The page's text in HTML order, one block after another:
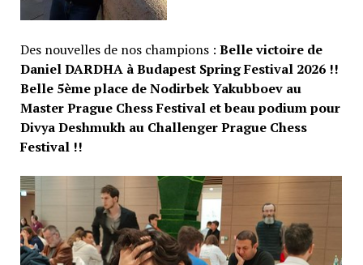
Des nouvelles de nos champions : Belle victoire de
Daniel DARDHA à Budapest Spring Festival 2026 !!
Belle 5ème place de Nodirbek Yakubboev au
Master Prague Chess Festival et beau podium pour
Divya Deshmukh au Challenger Prague Chess
Festival !!